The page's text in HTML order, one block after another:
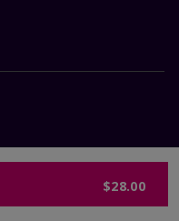
$28.00